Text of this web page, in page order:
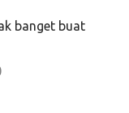
banget buat